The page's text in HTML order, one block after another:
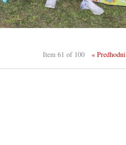
Item 61 of 100 « Predhodni